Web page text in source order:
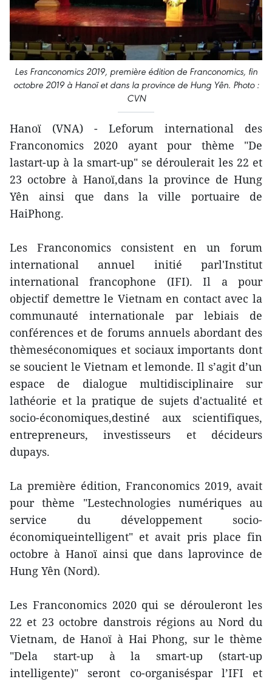
Les Franconomics 2019, première édition de Franconomics, fin
octobre 2019 à Hanoï et dans la province de Hung Yên. Photo :
CVN
Hanoï (VNA) - Leforum international des
Franconomics 2020 ayant pour thème "De
lastart-up à la smart-up" se déroulerait les 22 et
23 octobre à Hanoï,dans la province de Hung
Yên ainsi que dans la ville portuaire de
HaiPhong.
Les Franconomics consistent en un forum
international annuel initié parl'Institut
international francophone (IFI). Il a pour
objectif demettre le Vietnam en contact avec la
communauté internationale par lebiais de
conférences et de forums annuels abordant des
thèmeséconomiques et sociaux importants dont
se soucient le Vietnam et lemonde. Il s’agit d’un
espace de dialogue multidisciplinaire sur
lathéorie et la pratique de sujets d'actualité et
socio-économiques,destiné aux scientifiques,
entrepreneurs, investisseurs et décideurs
dupays.
La première édition, Franconomics 2019, avait
pour thème "Lestechnologies numériques au
service du développement socio-
économiqueintelligent" et avait pris place fin
octobre à Hanoï ainsi que dans laprovince de
Hung Yên (Nord).
Les Franconomics 2020 qui se dérouleront les
22 et 23 octobre danstrois régions au Nord du
Vietnam, de Hanoï à Hai Phong, sur le thème
"Dela start-up à la smart-up (start-up
intelligente)" seront co-organiséspar l’IFI et